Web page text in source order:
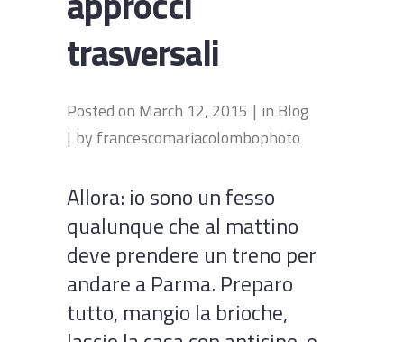
trasversali
Posted on March 12, 2015 in Blog
by francescomariacolombophoto
Allora: io sono un fesso
qualunque che al mattino
deve prendere un treno per
andare a Parma. Preparo
tutto, mangio la brioche,